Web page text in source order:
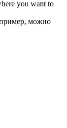
you want to
можно